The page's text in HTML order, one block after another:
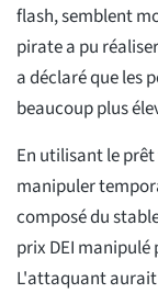
flash, semblent
pirate a pu
a déclaré que les
beaucoup plus
En utilisant le
manipuler
composé du
prix DEI
L'attaquant